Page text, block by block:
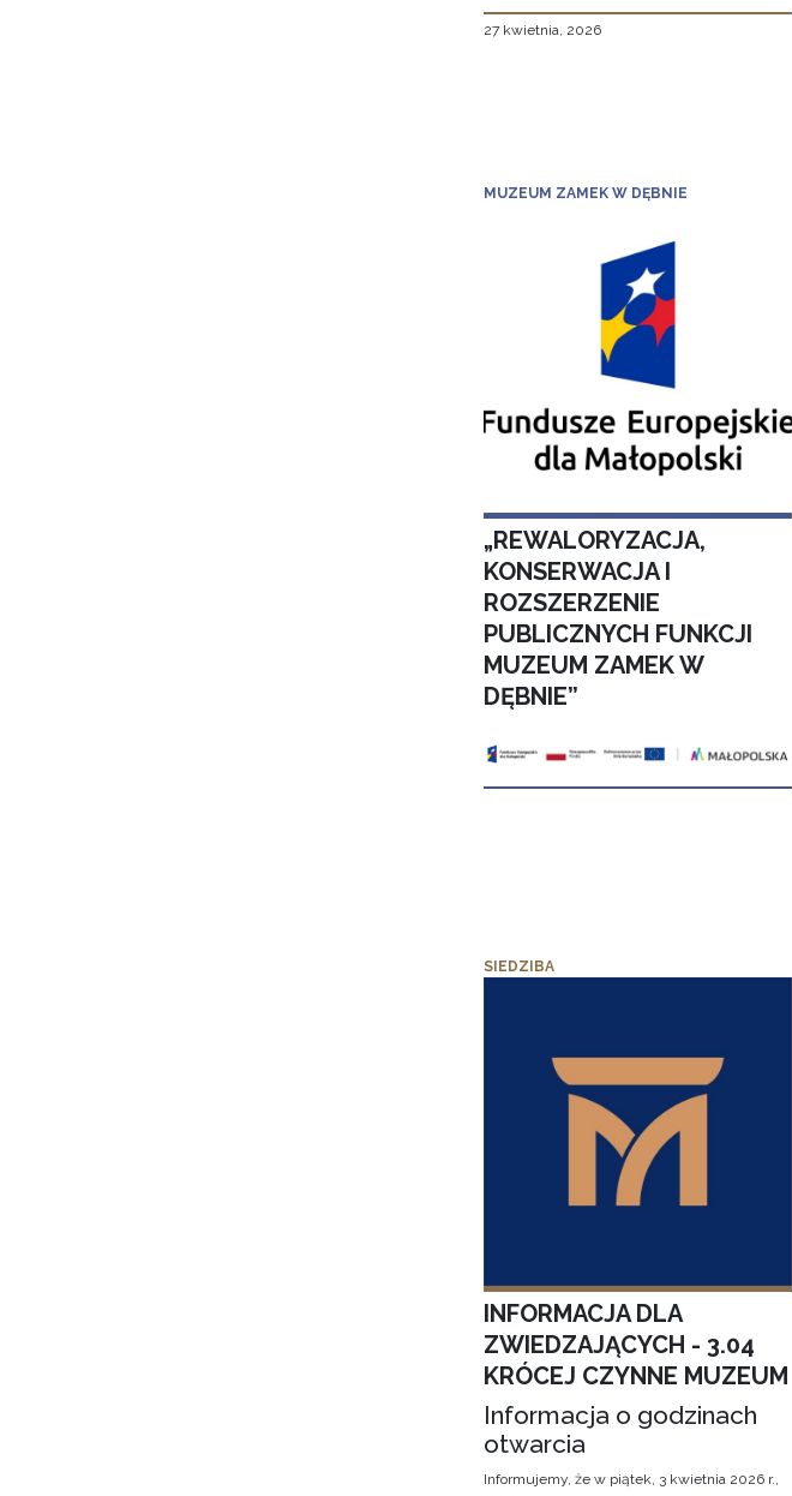
27 kwietnia, 2026
MUZEUM ZAMEK W DĘBNIE
„REWALORYZACJA,
KONSERWACJA I
ROZSZERZENIE
PUBLICZNYCH FUNKCJI
MUZEUM ZAMEK W
DĘBNIE”
SIEDZIBA
INFORMACJA DLA
ZWIEDZAJĄCYCH - 3.04
KRÓCEJ CZYNNE MUZEUM
Informacja o godzinach
otwarcia
Informujemy, że w piątek, 3 kwietnia 2026 r.,